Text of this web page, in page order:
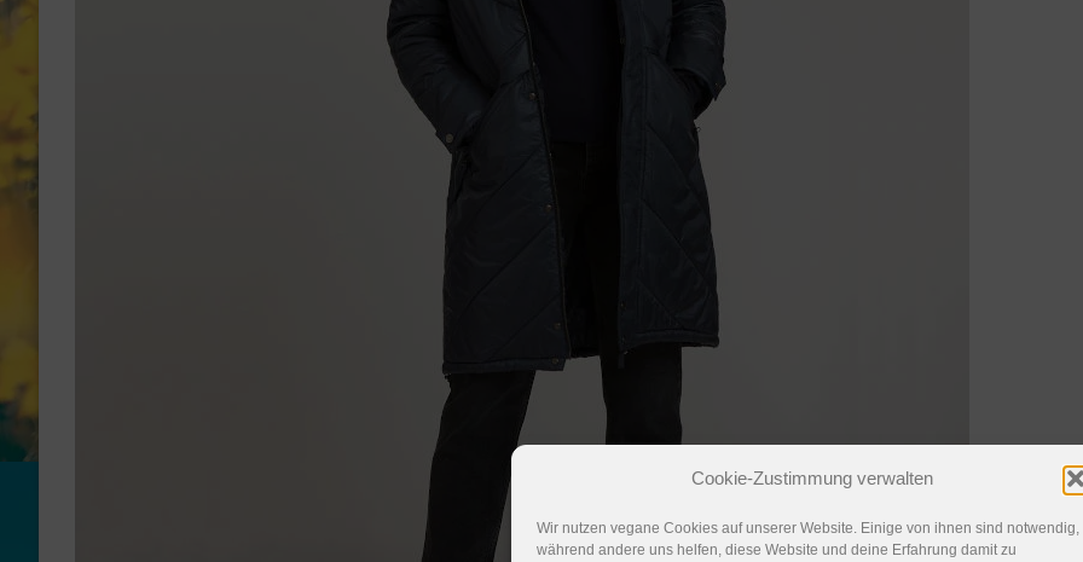
Cookie-Zustimmung verwalten
Wir nutzen vegane Cookies auf unserer Website. Einige von ihnen sind notwendig,
während andere uns helfen, diese Website und deine Erfahrung damit zu